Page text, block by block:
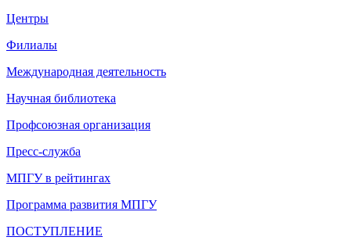
Центры
Филиалы
Международная деятельность
Научная библиотека
Профсоюзная организация
Пресс-служба
МПГУ в рейтингах
Программа развития МПГУ
ПОСТУПЛЕНИЕ